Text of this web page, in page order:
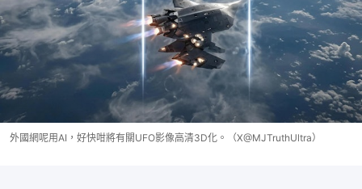
外國網呢用AI，好快咁將有關UFO影像高清3D化。（X@MJTruthUltra）